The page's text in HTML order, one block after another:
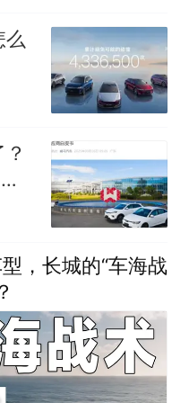
么
，长城的“车海战